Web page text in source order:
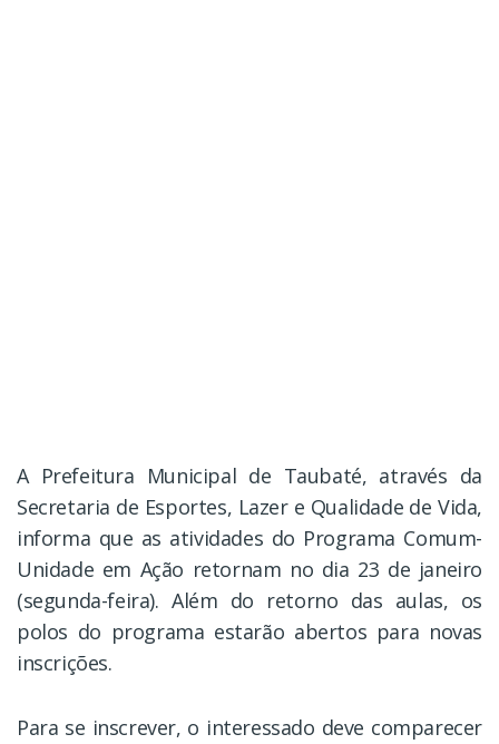
A Prefeitura Municipal de Taubaté, através da
Secretaria de Esportes, Lazer e Qualidade de Vida,
informa que as atividades do Programa Comum-
Unidade em Ação retornam no dia 23 de janeiro
(segunda-feira). Além do retorno das aulas, os
polos do programa estarão abertos para novas
inscrições.
Para se inscrever, o interessado deve comparecer